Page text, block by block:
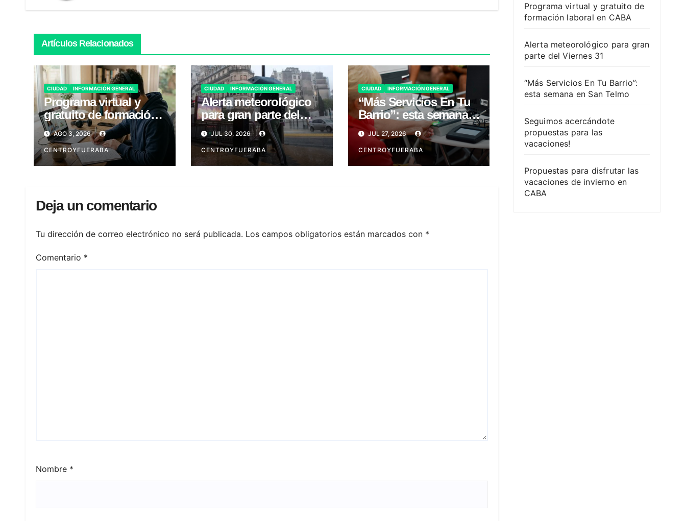
Artículos Relacionados
CIUDAD INFORMACIÓN GENERAL
Programa virtual y
gratuito de formación
laboral en CABA
AGO 3, 2026
CENTROYFUERABA
CIUDAD INFORMACIÓN GENERAL
Alerta meteorológico
para gran parte del
Viernes 31
JUL 30, 2026
CENTROYFUERABA
CIUDAD INFORMACIÓN GENERAL
“Más Servicios En Tu
Barrio”: esta semana
en San Telmo
JUL 27, 2026
CENTROYFUERABA
Deja un comentario
Tu dirección de correo electrónico no será publicada. Los campos obligatorios están marcados con *
Comentario *
Nombre *
Programa virtual y gratuito de
formación laboral en CABA
Alerta meteorológico para gran
parte del Viernes 31
“Más Servicios En Tu Barrio”:
esta semana en San Telmo
Seguimos acercándote
propuestas para las
vacaciones!
Propuestas para disfrutar las
vacaciones de invierno en
CABA